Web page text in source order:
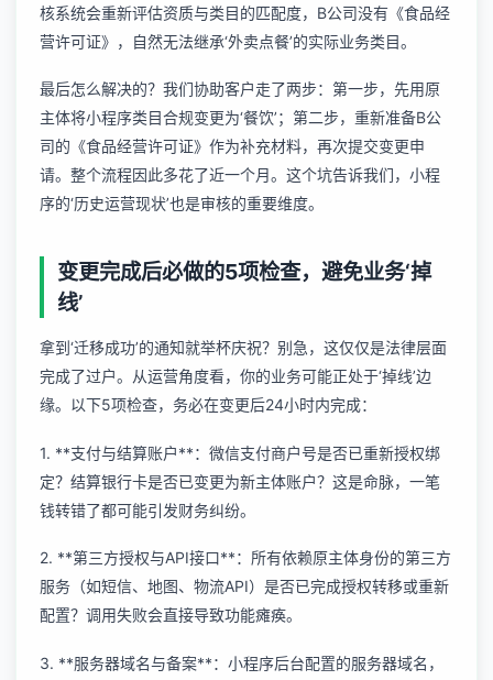
核系统会重新评估资质与类目的匹配度，B公司没有《食品经
营许可证》，自然无法继承‘外卖点餐’的实际业务类目。
最后怎么解决的？我们协助客户走了两步：第一步，先用原
主体将小程序类目合规变更为‘餐饮’；第二步，重新准备B公
司的《食品经营许可证》作为补充材料，再次提交变更申
请。整个流程因此多花了近一个月。这个坑告诉我们，小程
序的‘历史运营现状’也是审核的重要维度。
变更完成后必做的5项检查，避免业务‘掉
线’
拿到‘迁移成功’的通知就举杯庆祝？别急，这仅仅是法律层面
完成了过户。从运营角度看，你的业务可能正处于‘掉线’边
缘。以下5项检查，务必在变更后24小时内完成：
1. **支付与结算账户**：微信支付商户号是否已重新授权绑
定？结算银行卡是否已变更为新主体账户？这是命脉，一笔
钱转错了都可能引发财务纠纷。
2. **第三方授权与API接口**：所有依赖原主体身份的第三方
服务（如短信、地图、物流API）是否已完成授权转移或重新
配置？调用失败会直接导致功能瘫痪。
3. **服务器域名与备案**：小程序后台配置的服务器域名，